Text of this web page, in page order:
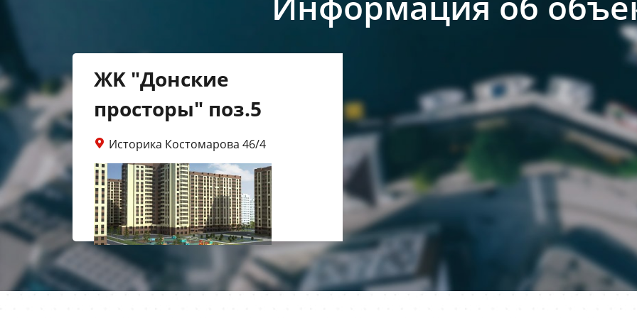
ЖK "Донские
просторы" поз.5
Историка Костомарова 46/4